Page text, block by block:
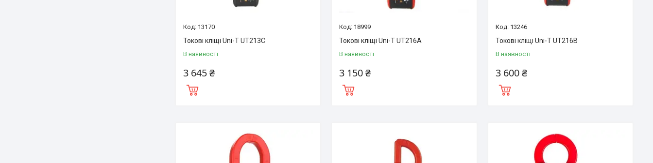
13170
Токові кліщі Uni-T UT213C
В наявності
3 645 ₴
18999
Токові кліщі Uni-T UT216A
В наявності
3 150 ₴
13246
Токові кліщі Uni-T UT216B
В наявності
3 600 ₴